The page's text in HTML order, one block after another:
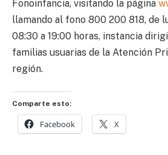
Fonoinfancia, visitando la página
llamando al fono 800 200 818, de
08:30 a 19:00 horas, instancia
familias usuarias de la Atención
región.
Comparte esto:
Facebook X